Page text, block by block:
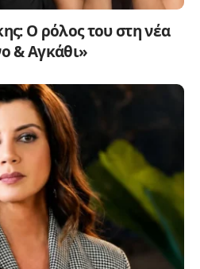
Ο ρόλος του στη νέα
& Αγκάθι»